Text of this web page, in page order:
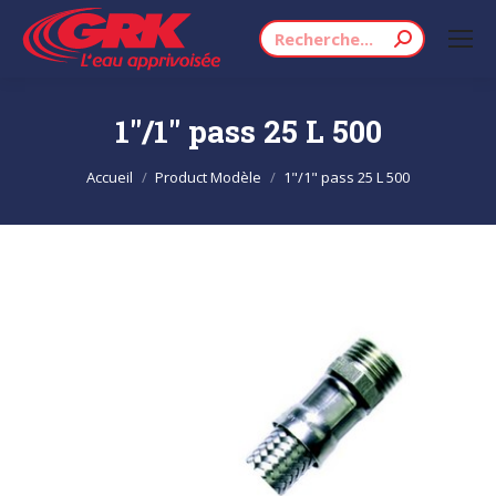
Recherche
1"/1" pass 25 L 500
Vous êtes ici :
Accueil Product Modèle 1"/1" pass 25 L 500